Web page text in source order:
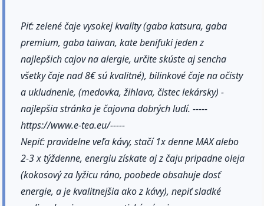
Piť: zelené čaje vysokej kvality (gaba katsura, gaba
premium, gaba taiwan, kate benifuki jeden z
najlepšich cajov na alergie, určite skúste aj sencha
všetky čaje nad 8€ sú kvalitné), bilinkové čaje na očisty
a ukludnenie, (medovka, žihlava, čistec lekársky) -
najlepšia stránka je čajovna dobrých ludí. -----
https://www.e-tea.eu/-----
Nepiť: pravidelne veľa kávy, stačí 1x denne MAX alebo
2-3 x týždenne, energiu získate aj z čaju pripadne oleja
(kokosový za lyžicu ráno, poobede obsahuje dosť
energie, a je kvalitnejšia ako z kávy), nepiť sladké